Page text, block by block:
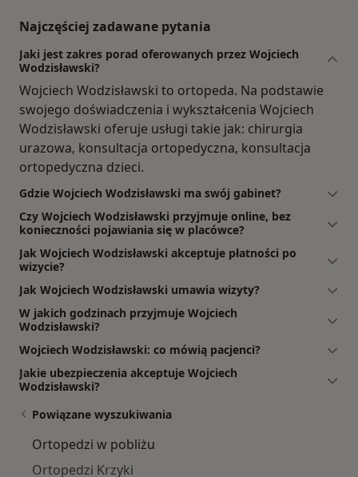
Najczęściej zadawane pytania
Jaki jest zakres porad oferowanych przez Wojciech
Wodzisławski?
Wojciech Wodzisławski to ortopeda. Na podstawie
swojego doświadczenia i wykształcenia Wojciech
Wodzisławski oferuje usługi takie jak: chirurgia
urazowa, konsultacja ortopedyczna, konsultacja
ortopedyczna dzieci.
Gdzie Wojciech Wodzisławski ma swój gabinet?
Czy Wojciech Wodzisławski przyjmuje online, bez
konieczności pojawiania się w placówce?
Jak Wojciech Wodzisławski akceptuje płatności po
wizycie?
Jak Wojciech Wodzisławski umawia wizyty?
W jakich godzinach przyjmuje Wojciech
Wodzisławski?
Wojciech Wodzisławski: co mówią pacjenci?
Jakie ubezpieczenia akceptuje Wojciech
Wodzisławski?
Powiązane wyszukiwania
Ortopedzi w pobliżu
Ortopedzi Krzyki